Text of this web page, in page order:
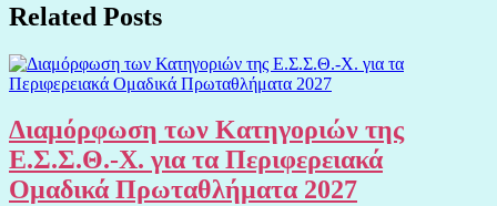
Related Posts
Διαμόρφωση των Κατηγοριών της
Ε.Σ.Σ.Θ.-Χ. για τα Περιφερειακά
Ομαδικά Πρωταθλήματα 2027